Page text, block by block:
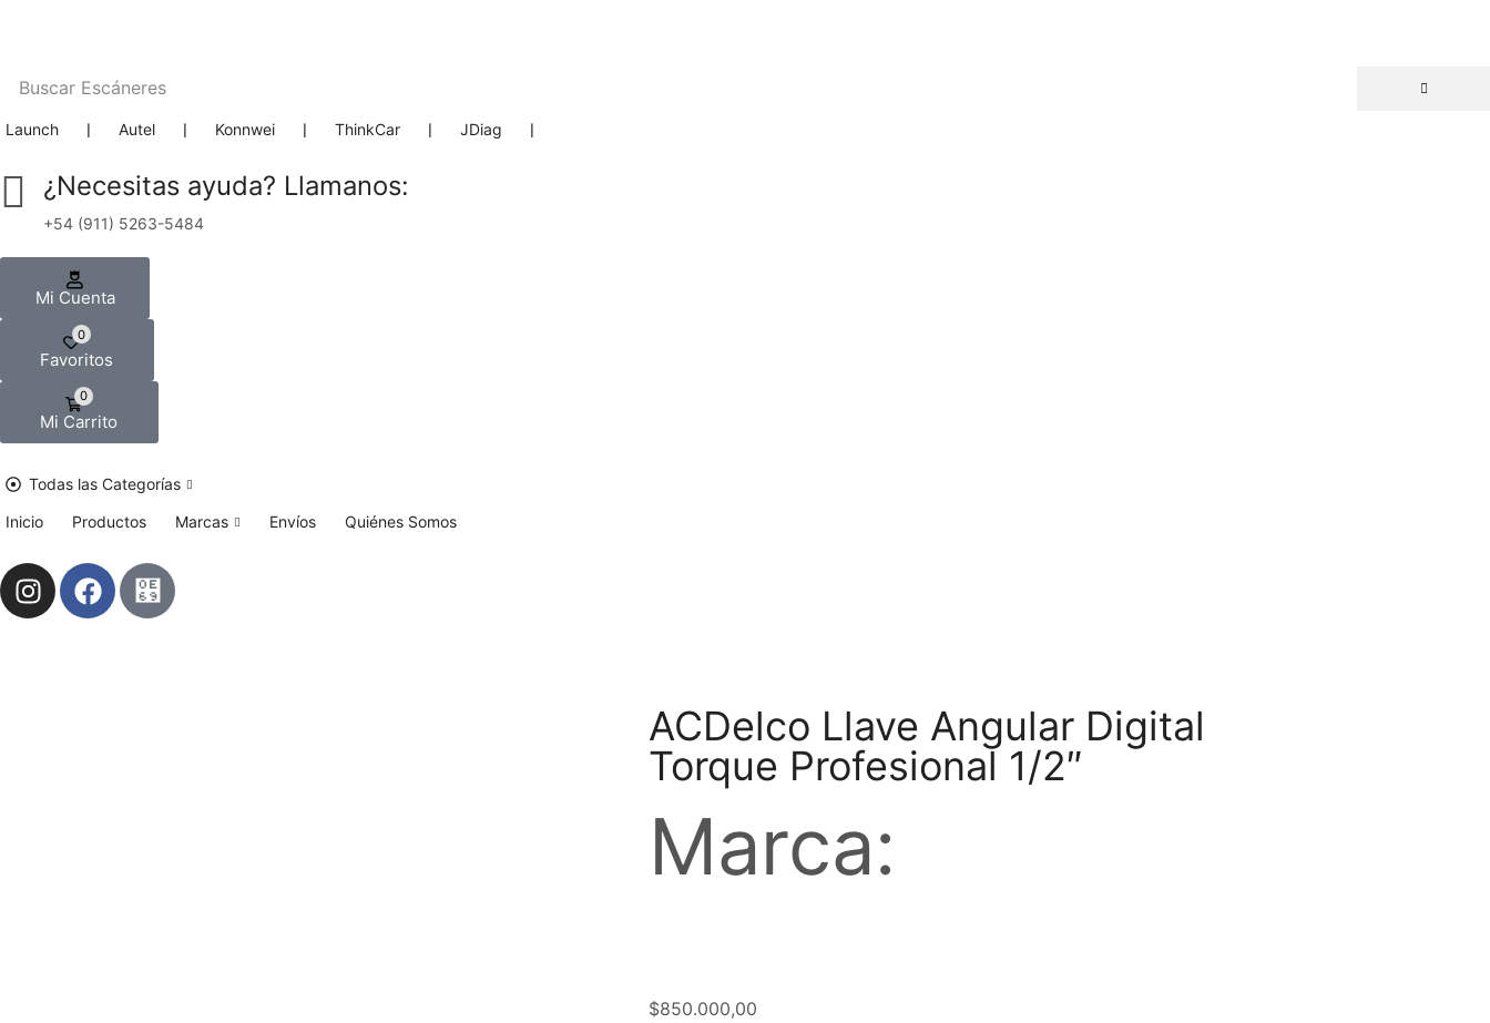
Buscar Escáneres
Launch ❘ Autel ❘ Konnwei ❘ ThinkCar ❘ JDiag ❘
¿Necesitas ayuda? Llamanos:
+54 (911) 5263-5484
Mi Cuenta
0
Favoritos
0
Mi Carrito
Todas las Categorías
Inicio
Productos Marcas Envíos Quiénes Somos
ACDelco Llave Angular Digital
Torque Profesional 1/2″
Marca:
$850.000,00